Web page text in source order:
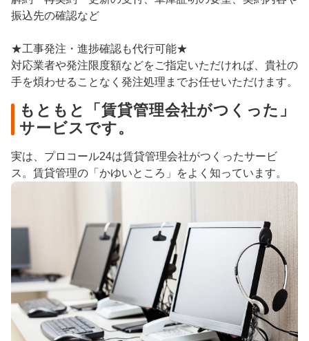
振込先の確認など
★工事発注・進捗確認も代行可能★
対応業者や発注限度額などをご指定いただければ、貴社の
手を煩わせることなく発注処理までお任せいただけます。
もともと「賃貸管理会社がつくった」
サービスです。
実は、プロコール24は賃貸管理会社がつくったサービ
ス。賃貸管理の「かゆいところ」をよく知っています。